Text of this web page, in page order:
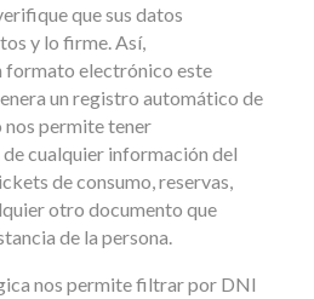
que sus datos
y lo firme. Así,
formato electrónico este
un registro automático de
nos permite tener
cualquier información del
de consumo, reservas,
otro documento que
de la persona.
nos permite filtrar por DNI